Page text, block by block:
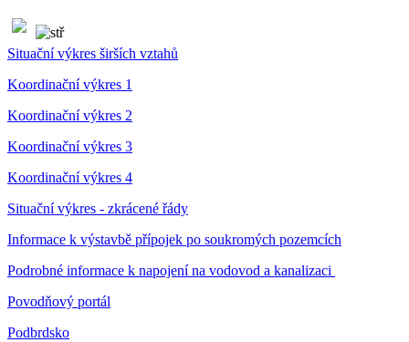
Situační výkres širších vztahů
Koordinační výkres 1
Koordinační výkres 2
Koordinační výkres 3
Koordinační výkres 4
Situační výkres - zkrácené řády
Informace k výstavbě přípojek po soukromých pozemcích
Podrobné informace k napojení na vodovod a kanalizaci
Povodňový portál
Podbrdsko